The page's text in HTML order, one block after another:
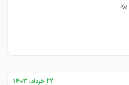
22 خرداد، 1403